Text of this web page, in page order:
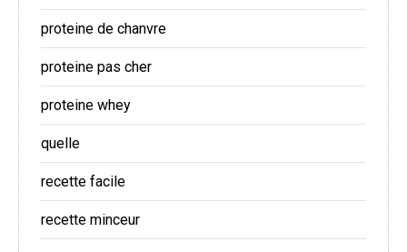
proteine de chanvre
proteine pas cher
proteine whey
quelle
recette facile
recette minceur